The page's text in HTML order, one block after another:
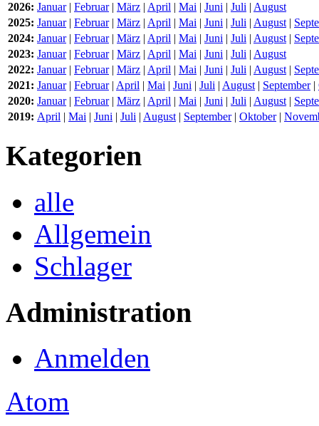
2026: Januar| Februar| März | April | Mai | Juni | Juli | August
2025: Januar| Februar| März | April | Mai | Juni | Juli | August|
2024: Januar| Februar| März | April | Mai | Juni | Juli | August|
2023: Januar| Februar| März | April | Mai | Juni | Juli | August
2022: Januar| Februar| März | April | Mai | Juni | Juli | August|
2021: Januar| Februar| April | Mai | Juni | Juli | August| September|
2020: Januar| Februar| März | April | Mai | Juni | Juli | August|
2019: April | Mai | Juni | Juli | August| September| Oktober|
Kategorien
alle
Allgemein
Schlager
Administration
Anmelden
Atom